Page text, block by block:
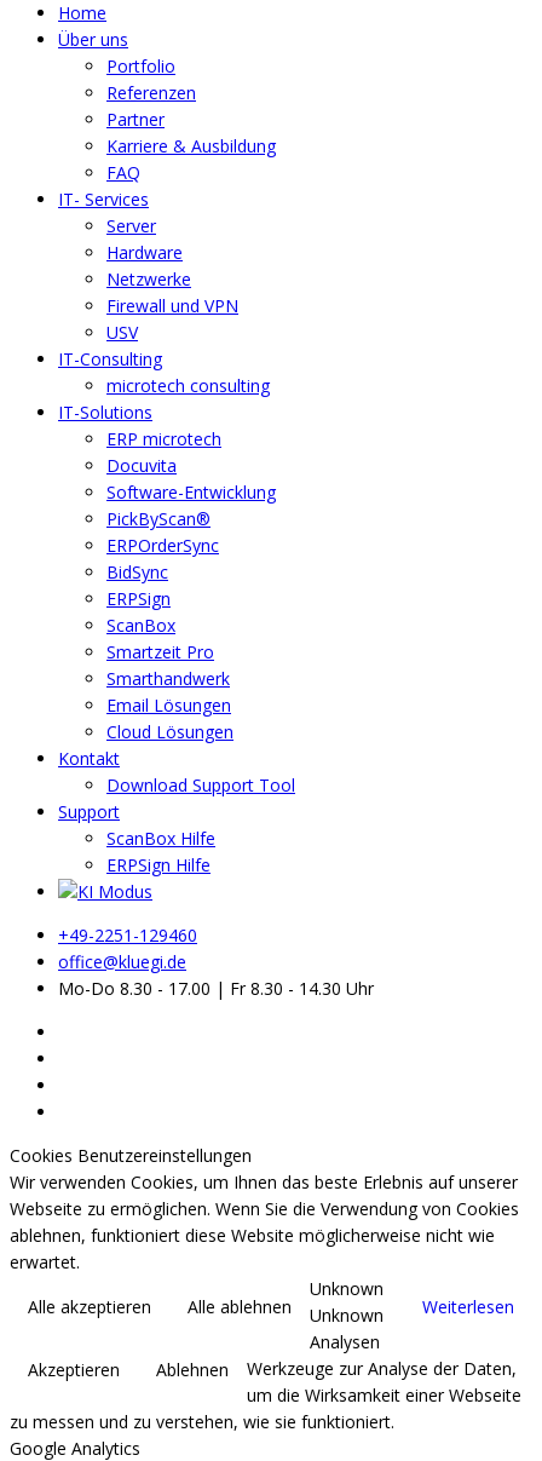
Home
Über uns
Portfolio
Referenzen
Partner
Karriere & Ausbildung
FAQ
IT- Services
Server
Hardware
Netzwerke
Firewall und VPN
USV
IT-Consulting
microtech consulting
IT-Solutions
ERP microtech
Docuvita
Software-Entwicklung
PickByScan®
ERPOrderSync
BidSync
ERPSign
ScanBox
Smartzeit Pro
Smarthandwerk
Email Lösungen
Cloud Lösungen
Kontakt
Download Support Tool
Support
ScanBox Hilfe
ERPSign Hilfe
+49-2251-129460
office@kluegi.de
Mo-Do 8.30 - 17.00 | Fr 8.30 - 14.30 Uhr
Cookies Benutzereinstellungen
Wir verwenden Cookies, um Ihnen das beste Erlebnis auf unserer
Webseite zu ermöglichen. Wenn Sie die Verwendung von Cookies
ablehnen, funktioniert diese Website möglicherweise nicht wie
erwartet.
Alle akzeptieren
Alle ablehnen Weiterlesen
Unknown
Unknown
Akzeptieren Ablehnen
Analysen
Werkzeuge zur Analyse der Daten,
um die Wirksamkeit einer Webseite
zu messen und zu verstehen, wie sie funktioniert.
Google Analytics